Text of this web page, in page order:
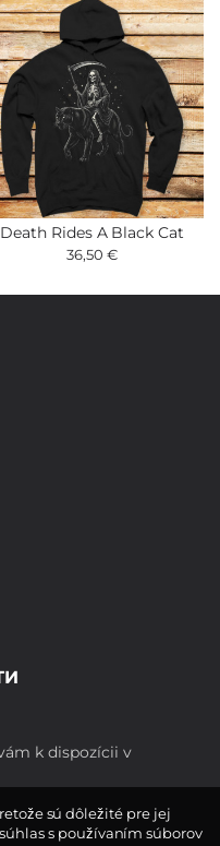
Death Rides A Black Cat
36,50 €
k dispozícii v
sú dôležité pre jej
s používaním súborov